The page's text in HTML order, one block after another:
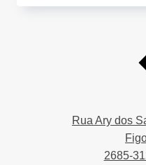
Rua Ary dos
2685-